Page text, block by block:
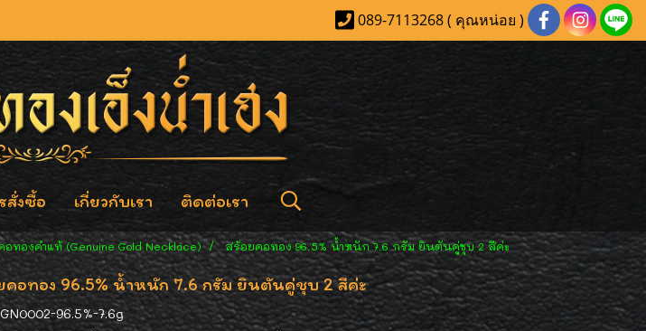
089-7113268 ( คุณหน่อย )
สั่งซื้อ เกี่ยวกับเรา ติดต่อเรา
อทองคำแท้ (Genuine Gold Necklace) สร้อยคอทอง 96.5% น้ำหนัก 7.6 กรัม ยินตันคู่ชุบ 2 สีค่ะ
คอทอง 96.5% น้ำหนัก 7.6 กรัม ยินตันคู่ชุบ 2 สีค่ะ
GN0002-96.5%-7.6g